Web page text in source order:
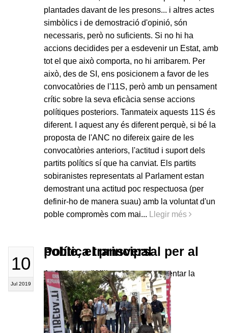
plantades davant de les presons... i altres actes
simbòlics i de demostració d'opinió, són
necessaris, però no suficients. Si no hi ha
accions decidides per a esdevenir un Estat, amb
tot el que això comporta, no hi arribarem. Per
això, des de SI, ens posicionem a favor de les
convocatòries de l'11S, però amb un pensament
crític sobre la seva eficàcia sense accions
polítiques posteriors. Tanmateix aquests 11S és
diferent. I aquest any és diferent perquè, si bé la
proposta de l'ANC no difereix gaire de les
convocatòries anteriors, l'actitud i suport dels
partits polítics sí que ha canviat. Els partits
sobiranistes representats al Parlament estan
demostrant una actitud poc respectuosa (per
definir-ho de manera suau) amb la voluntat d'un
poble compromès com mai...
Llegir més
10
Jul 2019
Política transversal per al poble, el principal
Amb el lema "Allibera't" es va presentar la